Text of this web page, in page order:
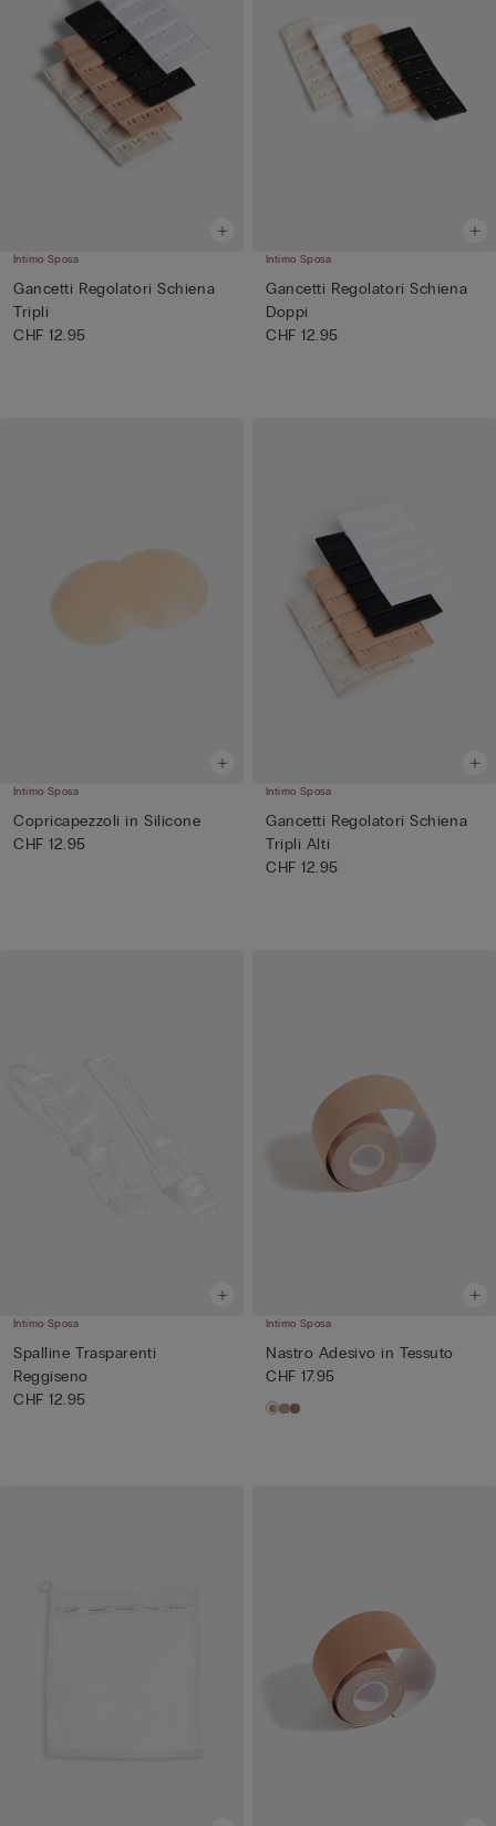
Intimo Sposa
Gancetti Regolatori Schiena
Tripli
CHF 12.95
Intimo Sposa
Gancetti Regolatori Schiena
Doppi
CHF 12.95
Intimo Sposa
Copricapezzoli in Silicone
CHF 12.95
Intimo Sposa
Gancetti Regolatori Schiena
Tripli Alti
CHF 12.95
Intimo Sposa
Spalline Trasparenti
Reggiseno
CHF 12.95
Intimo Sposa
Nastro Adesivo in Tessuto
CHF 17.95